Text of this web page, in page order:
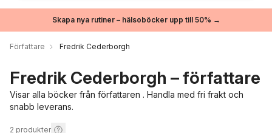
Skapa nya rutiner – hälsoböcker upp till 50% →
Författare Fredrik Cederborgh
Fredrik Cederborgh – författare
Visar alla böcker från författaren . Handla med fri frakt och
snabb leverans.
2 produkter